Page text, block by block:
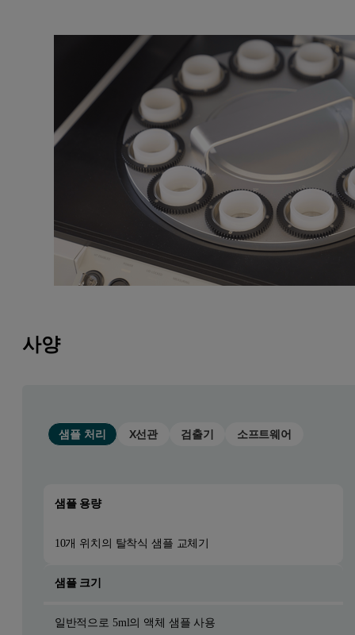
사양
샘플 처리 X선관 검출기 소프트웨어
샘플 용량
10개 위치의 탈착식 샘플 교체기
샘플 크기
일반적으로 5ml의 액체 샘플 사용